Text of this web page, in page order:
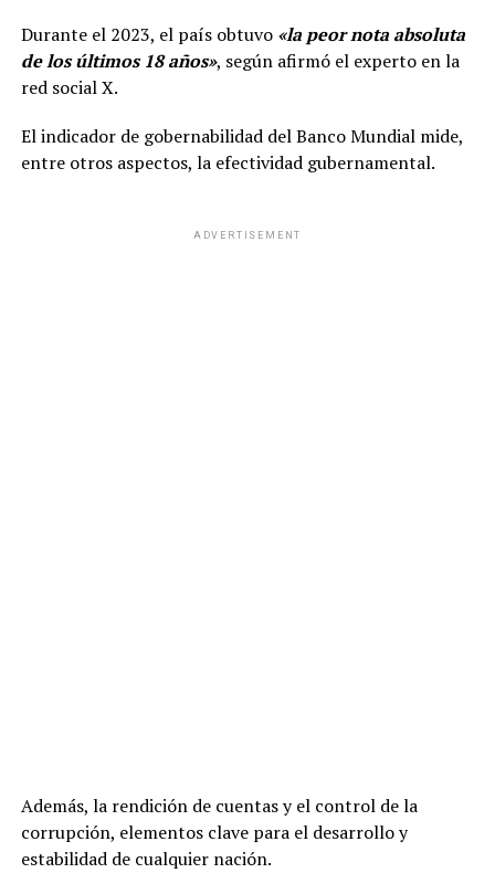
Durante el 2023, el país obtuvo «la peor nota absoluta
de los últimos 18 años», según afirmó el experto en la
red social X.
El indicador de gobernabilidad del Banco Mundial mide,
entre otros aspectos, la efectividad gubernamental.
ADVERTISEMENT
Además, la rendición de cuentas y el control de la
corrupción, elementos clave para el desarrollo y
estabilidad de cualquier nación.